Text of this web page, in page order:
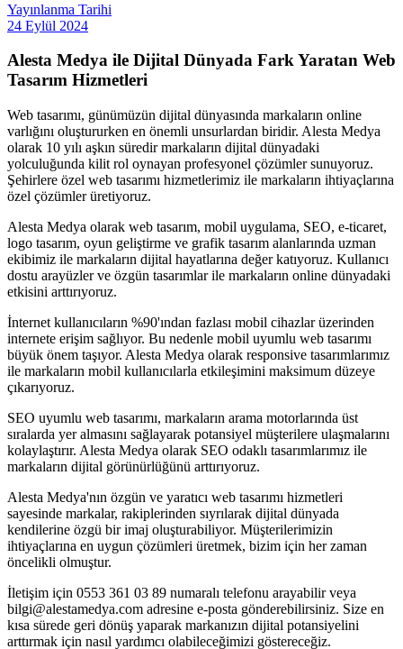
Yayınlanma Tarihi
24 Eylül 2024
Alesta Medya ile Dijital Dünyada Fark Yaratan Web
Tasarım Hizmetleri
Web tasarımı, günümüzün dijital dünyasında markaların online
varlığını oluştururken en önemli unsurlardan biridir. Alesta Medya
olarak 10 yılı aşkın süredir markaların dijital dünyadaki
yolculuğunda kilit rol oynayan profesyonel çözümler sunuyoruz.
Şehirlere özel web tasarımı hizmetlerimiz ile markaların ihtiyaçlarına
özel çözümler üretiyoruz.
Alesta Medya olarak web tasarım, mobil uygulama, SEO, e-ticaret,
logo tasarım, oyun geliştirme ve grafik tasarım alanlarında uzman
ekibimiz ile markaların dijital hayatlarına değer katıyoruz. Kullanıcı
dostu arayüzler ve özgün tasarımlar ile markaların online dünyadaki
etkisini arttırıyoruz.
İnternet kullanıcıların %90'ından fazlası mobil cihazlar üzerinden
internete erişim sağlıyor. Bu nedenle mobil uyumlu web tasarımı
büyük önem taşıyor. Alesta Medya olarak responsive tasarımlarımız
ile markaların mobil kullanıcılarla etkileşimini maksimum düzeye
çıkarıyoruz.
SEO uyumlu web tasarımı, markaların arama motorlarında üst
sıralarda yer almasını sağlayarak potansiyel müşterilere ulaşmalarını
kolaylaştırır. Alesta Medya olarak SEO odaklı tasarımlarımız ile
markaların dijital görünürlüğünü arttırıyoruz.
Alesta Medya'nın özgün ve yaratıcı web tasarımı hizmetleri
sayesinde markalar, rakiplerinden sıyrılarak dijital dünyada
kendilerine özgü bir imaj oluşturabiliyor. Müşterilerimizin
ihtiyaçlarına en uygun çözümleri üretmek, bizim için her zaman
öncelikli olmuştur.
İletişim için 0553 361 03 89 numaralı telefonu arayabilir veya
bilgi@alestamedya.com adresine e-posta gönderebilirsiniz. Size en
kısa sürede geri dönüş yaparak markanızın dijital potansiyelini
arttırmak için nasıl yardımcı olabileceğimizi göstereceğiz.